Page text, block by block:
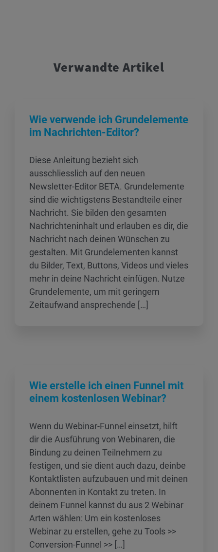
Verwandte Artikel
Wie verwende ich Grundelemente
im Nachrichten-Editor?
Diese Anleitung bezieht sich
ausschliesslich auf den neuen
Newsletter-Editor BETA. Grundelemente
sind die wichtigstens Bestandteile einer
Nachricht. Sie bilden den gesamten
Nachrichteninhalt und erlauben es dir, die
Nachricht nach deinen Wünschen zu
gestalten. Mit Grundelementen kannst
du Bilder, Text, Buttons, Videos und vieles
mehr in deine Nachricht einfügen. Nutze
Grundelemente, um mit geringem
Zeitaufwand ansprechende […]
Wie erstelle ich einen Funnel mit
einem kostenlosen Webinar?
Wenn du Webinar-Funnel einsetzt, hilft
dir die Ausführung von Webinaren, die
Bindung zu deinen Teilnehmern zu
festigen, und sie dient auch dazu, deinbe
Kontaktlisten aufzubauen und mit deinen
Abonnenten in Kontakt zu treten. In
deinem Funnel kannst du aus 2 Webinar
Arten wählen: Um ein kostenloses
Webinar zu erstellen, gehe zu Tools >>
Conversion-Funnel >> […]